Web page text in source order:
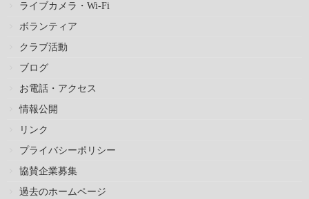
ライブカメラ・Wi-Fi
ボランティア
クラブ活動
ブログ
お電話・アクセス
情報公開
リンク
プライバシーポリシー
協賛企業募集
過去のホームページ